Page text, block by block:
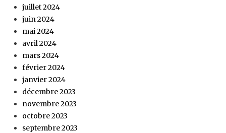
juillet 2024
juin 2024
mai 2024
avril 2024
mars 2024
février 2024
janvier 2024
décembre 2023
novembre 2023
octobre 2023
septembre 2023